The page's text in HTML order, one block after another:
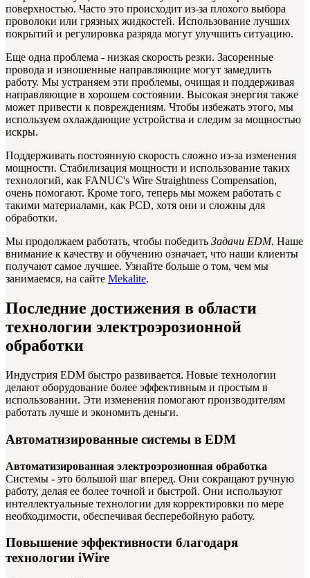
поверхностью. Часто это происходит из-за плохого выбора
проволоки или грязных жидкостей. Использование лучших
покрытий и регулировка разряда могут улучшить ситуацию.
Еще одна проблема - низкая скорость резки. Засоренные
провода и изношенные направляющие могут замедлить
работу. Мы устраняем эти проблемы, очищая и поддерживая
направляющие в хорошем состоянии. Высокая энергия также
может привести к повреждениям. Чтобы избежать этого, мы
используем охлаждающие устройства и следим за мощностью
искры.
Поддерживать постоянную скорость сложно из-за изменения
мощности. Стабилизация мощности и использование таких
технологий, как FANUC's Wire Straightness Compensation,
очень помогают. Кроме того, теперь мы можем работать с
такими материалами, как PCD, хотя они и сложны для
обработки.
Мы продолжаем работать, чтобы победить Задачи EDM. Наше
внимание к качеству и обучению означает, что наши клиенты
получают самое лучшее. Узнайте больше о том, чем мы
занимаемся, на сайте Mekalite.
Последние достижения в области
технологии электроэрозионной
обработки
Индустрия EDM быстро развивается. Новые технологии
делают оборудование более эффективным и простым в
использовании. Эти изменения помогают производителям
работать лучше и экономить деньги.
Автоматизированные системы в EDM
Автоматизированная электроэрозионная обработка
Системы - это большой шаг вперед. Они сокращают ручную
работу, делая ее более точной и быстрой. Они используют
интеллектуальные технологии для корректировки по мере
необходимости, обеспечивая бесперебойную работу.
Повышение эффективности благодаря
технологии iWire